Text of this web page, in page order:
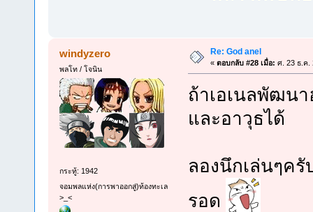
windyzero
พลโท / โจนิน
กระทู้: 1942
จอมพลแห่ง(การพาออกสู่)ท้องทะเล
>_<
Re: God anel
« ตอบกลับ #28 เมื่อ: ศ. 23 ธ.ค.
ถ้าเอเนลพัฒนา
และอาวุธได้
ลองนึกเล่นๆค
รอด